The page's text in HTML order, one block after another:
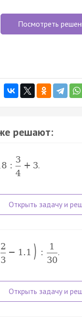
Посмотреть
решают:
:
3
4
+ 3.
2
3
− 1.1 ) :
1
30
.